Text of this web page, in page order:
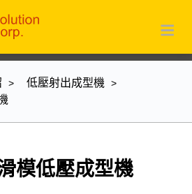
低壓射出成型機
模低壓成型機